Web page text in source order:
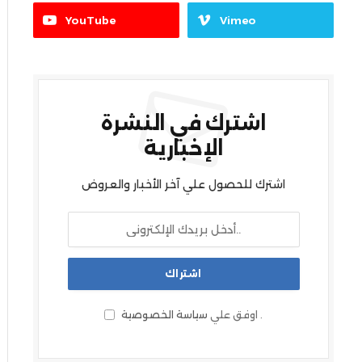
YouTube Vimeo
اشترك في النشرة
الإخبارية
اشترك للحصول علي آخر الأخبار والعروض
اوفق علي سياسة الخصوصية .